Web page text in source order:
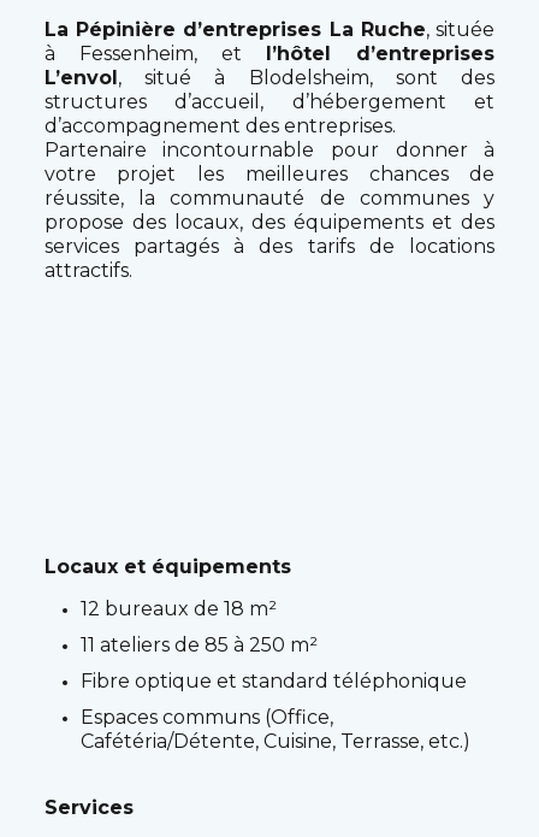
La Pépinière d’entreprises La Ruche, située
à Fessenheim, et l’hôtel d’entreprises
L’envol, situé à Blodelsheim, sont des
structures d’accueil, d’hébergement et
d’accompagnement des entreprises.
Partenaire incontournable pour donner à
votre projet les meilleures chances de
réussite, la communauté de communes y
propose des locaux, des équipements et des
services partagés à des tarifs de locations
attractifs.
Locaux et équipements
12 bureaux de 18 m²
11 ateliers de 85 à 250 m²
Fibre optique et standard téléphonique
Espaces communs (Office,
Cafétéria/Détente, Cuisine, Terrasse, etc.)
Services